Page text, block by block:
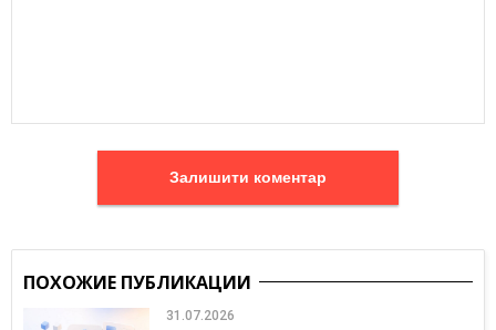
Залишити коментар
ПОХОЖИЕ ПУБЛИКАЦИИ
31.07.2026